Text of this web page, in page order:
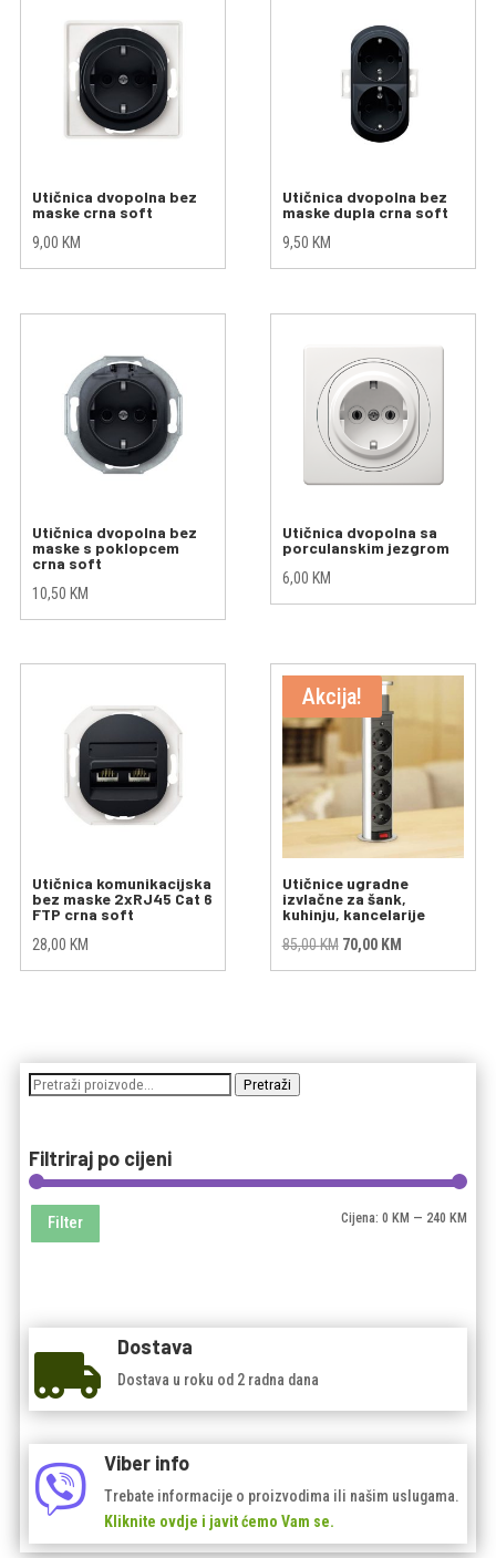
Utičnica dvopolna bez
maske crna soft
9,00 KM
Utičnica dvopolna bez
maske dupla crna soft
9,50 KM
Utičnica dvopolna bez
maske s poklopcem
crna soft
10,50 KM
Utičnica dvopolna sa
porculanskim jezgrom
6,00 KM
Utičnica komunikacijska
bez maske 2xRJ45 Cat 6
FTP crna soft
28,00 KM
Akcija!
Utičnice ugradne
izvlačne za šank,
kuhinju, kancelarije
85,00KM Original
price
70,00 KMCurrent
price
Pretraži: Pretraži
Filtriraj po cijeni
Filter Cijena: 0 KM — 240 KM

Dostava
Dostava u roku od 2 radna dana

Viber info
Trebate informacije o proizvodima ili našim uslugama.
Kliknite ovdje i javit ćemo Vam se.